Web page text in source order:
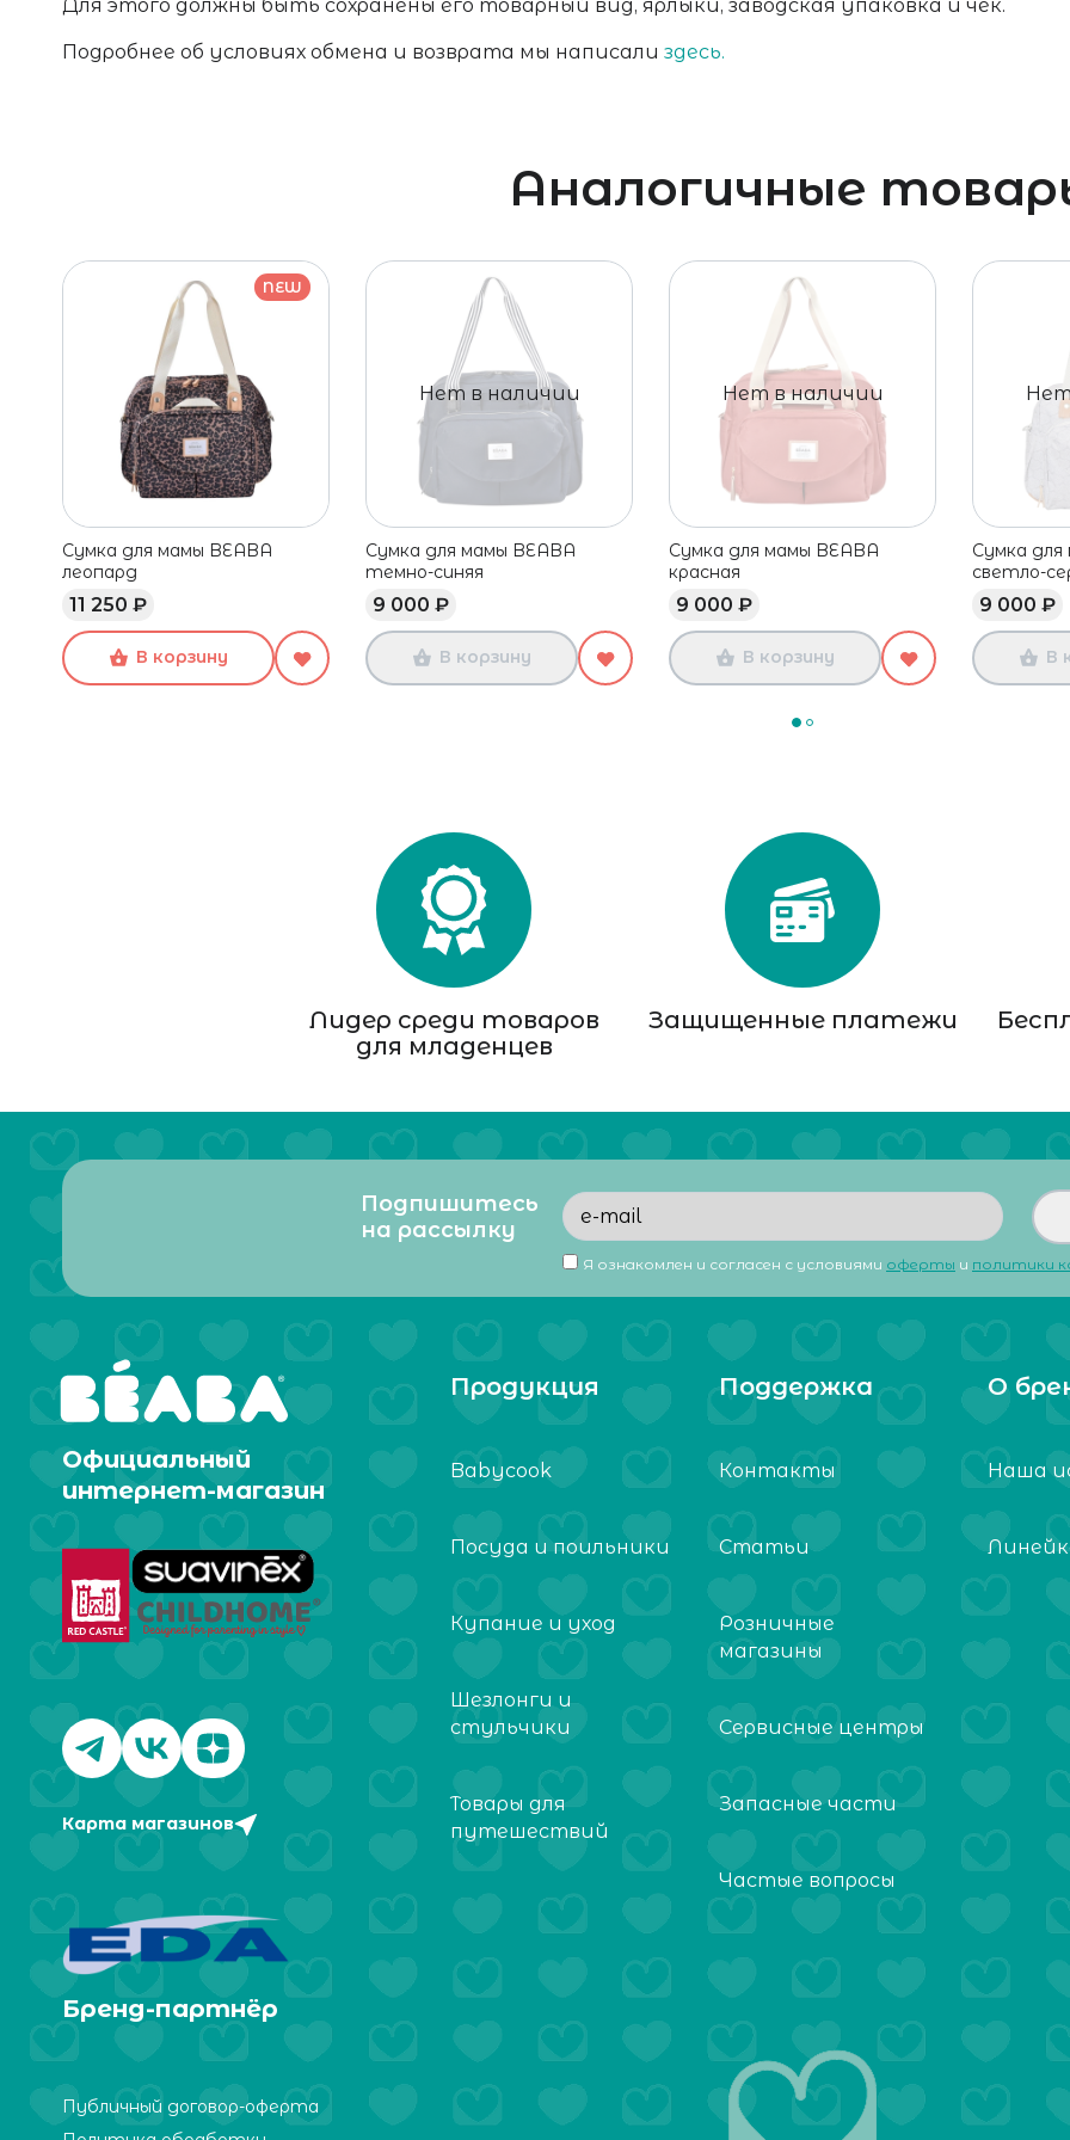
Для этого должны быть сохранены его товарный вид, ярлыки, заводская упаковка и чек.
Подробнее об условиях обмена и возврата мы написали здесь.
Аналогичные
NEW
Сумка для мамы BEABA
леопард
11 250 ₽
В корзину
Нет в наличии
Сумка для мамы BEABA
темно-синяя
9 000 ₽
В корзину
Нет в наличии
Сумка для мамы BEABA
красная
9 000 ₽
В корзину
Сумка для
светло-
9 000 ₽
В
Лидер среди товаров
для младенцев
Защищенные платежи
Подпишитесь
на рассылку
Я ознакомлен и согласен с условиями оферты и политики
Официальный
интернет-магазин
Карта магазинов
Бренд-партнёр
Публичный договор-оферта
Продукция
Babycook
Посуда и поильники
Купание и уход
Шезлонги и
стульчики
Товары для
путешествий
Поддержка
Контакты
Статьи
Розничные
магазины
Сервисные центры
Запасные части
Частые вопросы
О
Наша